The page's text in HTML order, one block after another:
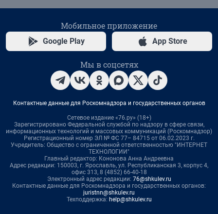
Мобильное приложение
Google Play App Store
Мы в соцсетях
Контактные данные для Роскомнадзора и государственных органов
Сетевое издание «76.ру» (18+)
Зарегистрировано Федеральной службой по надзору в сфере связи,
информационных технологий и массовых коммуникаций (Роскомнадзор)
Регистрационный номер ЭЛ № ФС 77– 84715 от 06.02.2023 г.
Учредитель: Общество с ограниченной ответственностью "ИНТЕРНЕТ
ТЕХНОЛОГИИ"
Главный редактор: Кононова Анна Андреевна
Адрес редакции: 150003, г. Ярославль, ул. Республиканская 3, корпус 4,
офис 313, 8 (4852) 66-40-18
Электронный адрес редакции: 76@shkulev.ru
Контактные данные для Роскомнадзора и государственных органов:
juristnn@shkulev.ru
Техподдержка: help@shkulev.ru